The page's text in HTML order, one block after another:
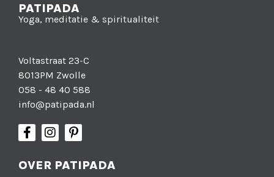
PATIPADA
Yoga, meditatie & spiritualiteit
Voltastraat 23-C
8013PM Zwolle
058 - 48 40 588
info@patipada.nl
OVER PATIPADA